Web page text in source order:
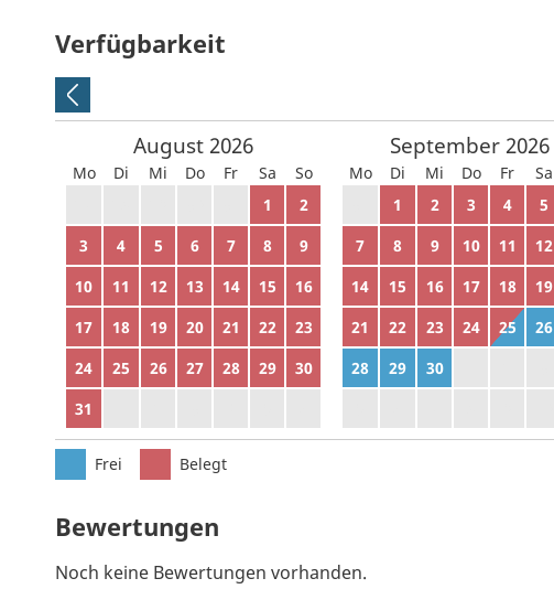
Verfügbarkeit
August 2026
Mo Di Mi Do Fr Sa
So
1
2
3
4 5 6 7 8
9
10
11 12 13 14 15
16
17
18 19 20 21 22
23
24
25 26 27 28 29
30
31
September 2026
Mo Di Mi Do Fr Sa
1 2 3 4 5
7
8 9 10 11 12
14
15 16 17 18 19
21
22 23 24 25 26
28
29 30
Frei Belegt
Bewertungen
Noch keine Bewertungen vorhanden.